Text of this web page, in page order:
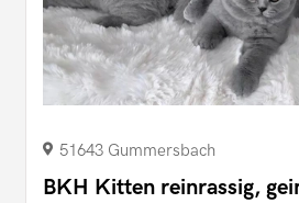
51643 Gummersbach
BKH Kitten reinrassig,